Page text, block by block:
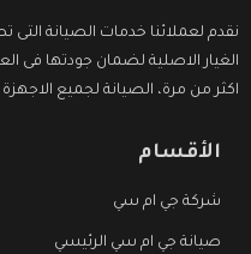
نقدم لعملائنا خدمات الصيانة
الغيار الاصلية لضمان جودتها فى
اكثر من مرة، الصيانة لجميع
الأقسام
شركة جي ام سي
صيانة جي ام سي الرئيسي